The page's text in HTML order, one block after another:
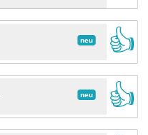
neu
👍
neu
👍